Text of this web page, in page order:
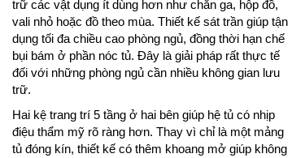
trữ các vật dụng ít dùng hơn như chăn ga, hộp đồ,
vali nhỏ hoặc đồ theo mùa. Thiết kế sát trần giúp tận
dụng tối đa chiều cao phòng ngủ, đồng thời hạn chế
bụi bám ở phần nóc tủ. Đây là giải pháp rất thực tế
đối với những phòng ngủ cần nhiều không gian lưu
trữ.
Hai kệ trang trí 5 tầng ở hai bên giúp hệ tủ có nhịp
điệu thẩm mỹ rõ ràng hơn. Thay vì chỉ là một mảng
tủ đóng kín, thiết kế có thêm khoang mở giúp không